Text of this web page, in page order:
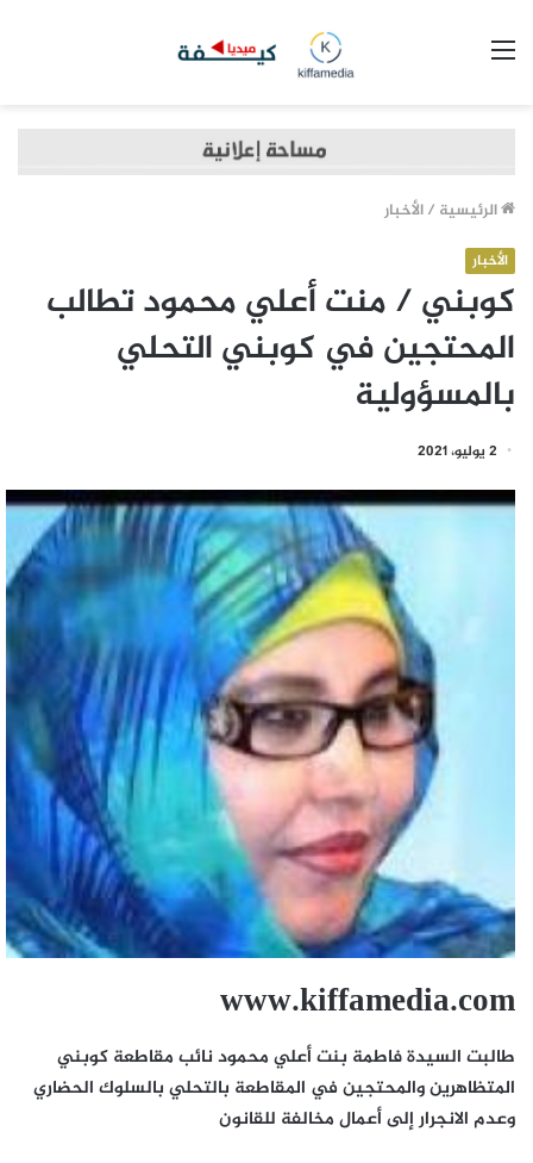
الرئيسية /الأخبار
الأخبار
كوبني / منت أعلي محمود تطالب
المحتجين في كوبني التحلي
بالمسؤولية
2 يوليو، 2021
www.kiffamedia.com
طالبت السيدة فاطمة بنت أعلي محمود نائب مقاطعة كوبني
المتظاهرين والمحتجين في المقاطعة بالتحلي بالسلوك الحضاري
وعدم الانجرار إلى أعمال مخالفة للقانون